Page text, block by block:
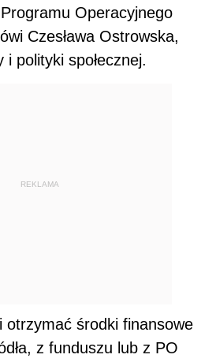
Operacyjnego
Czesława Ostrowska,
polityki społecznej.
REKLAMA
otrzymać środki finansowe
z funduszu lub z PO